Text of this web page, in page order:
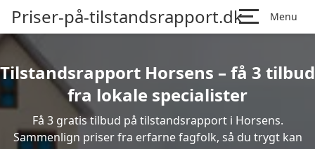
Priser-på-tilstandsrapport.dk Menu
Tilstandsrapport Horsens – få 3 tilbud
fra lokale specialister
Få 3 gratis tilbud på tilstandsrapport i Horsens.
Sammenlign priser fra erfarne fagfolk, så du trygt kan